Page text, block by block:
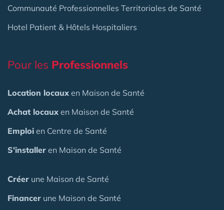
Communauté Professionnelles Territoriales de Santé
Hotel Patient & Hôtels Hospitaliers
Pour les Professionnels
Location locaux en Maison de Santé
Achat locaux en Maison de Santé
Emploi en Centre de Santé
S'installer en Maison de Santé
Créer une Maison de Santé
Financer une Maison de Santé